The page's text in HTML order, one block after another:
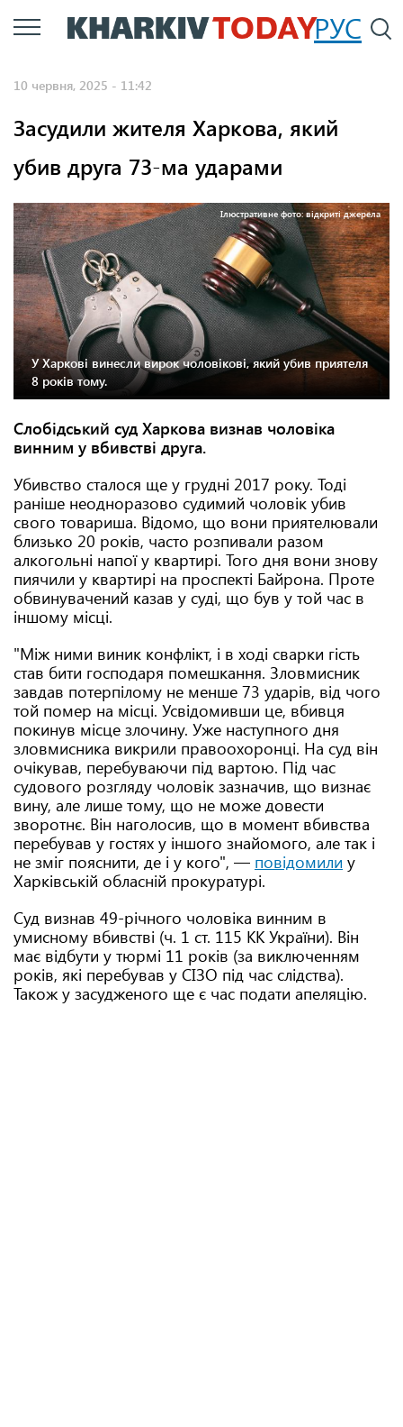
Перейти
до
РУС
10 червня, 2025 - 11:42
Засудили жителя Харкова, який
убив друга 73-ма ударами
Ілюстративне фото: відкриті джерела
У Харкові винесли вирок чоловікові, який убив приятеля
8 років тому.
Слобідський суд Харкова визнав чоловіка
винним у вбивстві друга.
Убивство сталося ще у грудні 2017 року. Тоді
раніше неодноразово судимий чоловік убив
свого товариша. Відомо, що вони приятелювали
близько 20 років, часто розпивали разом
алкогольні напої у квартирі. Того дня вони знову
пиячили у квартирі на проспекті Байрона. Проте
обвинувачений казав у суді, що був у той час в
іншому місці.
"Між ними виник конфлікт, і в ході сварки гість
став бити господаря помешкання. Зловмисник
завдав потерпілому не менше 73 ударів, від чого
той помер на місці. Усвідомивши це, вбивця
покинув місце злочину. Уже наступного дня
зловмисника викрили правоохоронці. На суд він
очікував, перебуваючи під вартою. Під час
судового розгляду чоловік зазначив, що визнає
вину, але лише тому, що не може довести
зворотнє. Він наголосив, що в момент вбивства
перебував у гостях у іншого знайомого, але так і
не зміг пояснити, де і у кого", — повідомили у
Харківській обласній прокуратурі.
Суд визнав 49-річного чоловіка винним в
умисному вбивстві (ч. 1 ст. 115 КК України). Він
має відбути у тюрмі 11 років (за виключенням
років, які перебував у СІЗО під час слідства).
Також у засудженого ще є час подати апеляцію.